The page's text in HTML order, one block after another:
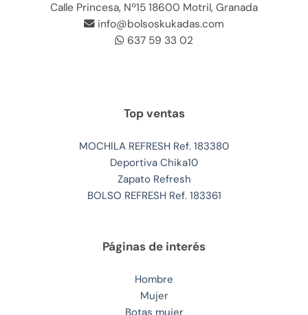
Calle Princesa, Nº15 18600 Motril, Granada
info@bolsoskukadas.com
637 59 33 02
Top ventas
MOCHILA REFRESH Ref. 183380
Deportiva Chika10
Zapato Refresh
BOLSO REFRESH Ref. 183361
Páginas de interés
Hombre
Mujer